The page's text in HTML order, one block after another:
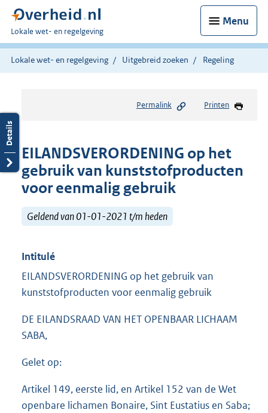
Menu
U
bent
hier:
Lokale wet- en regelgeving
Lokale wet- en regelgeving Uitgebreid zoeken Regeling
Permalink Printen
EILANDSVERORDENING op het
gebruik van kunststofproducten
voor eenmalig gebruik
Geldend van 01-01-2021 t/m heden
Intitulé
EILANDSVERORDENING op het gebruik van
kunststofproducten voor eenmalig gebruik
DE EILANDSRAAD VAN HET OPENBAAR LICHAAM
SABA,
Gelet op:
Artikel 149, eerste lid, en Artikel 152 van de Wet
openbare lichamen Bonaire, Sint Eustatius en Saba;